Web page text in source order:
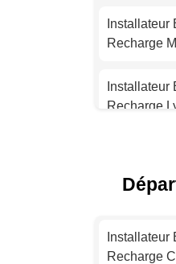
Installateur
Recharge
Installateur
Recharge
Recharge
Installateur
Recharge